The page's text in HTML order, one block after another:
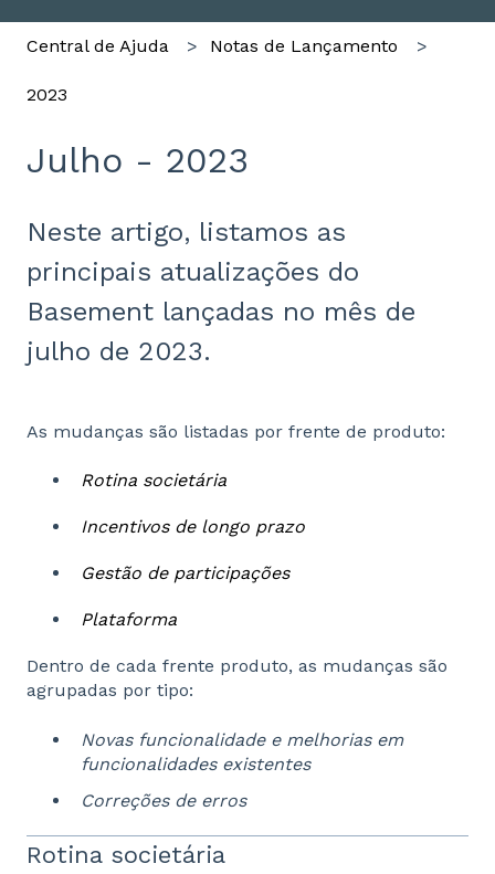
Central de Ajuda Notas de Lançamento
2023
Julho - 2023
Neste artigo, listamos as
principais atualizações do
Basement lançadas no mês de
julho de 2023.
As mudanças são listadas por frente de produto:
Rotina societária
Incentivos de longo prazo
Gestão de participações
Plataforma
Dentro de cada frente produto, as mudanças são
agrupadas por tipo:
Novas funcionalidade e melhorias em
funcionalidades existentes
Correções de erros
Rotina societária